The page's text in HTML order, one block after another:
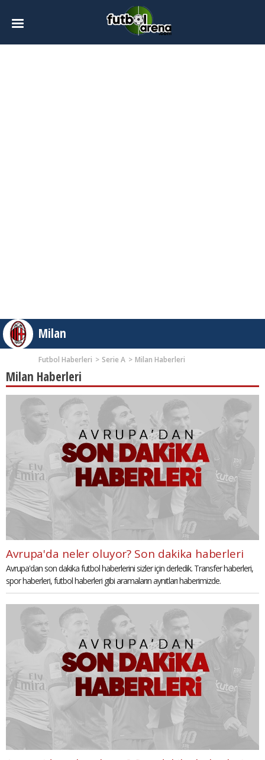
Milan
Futbol Haberleri Serie A Milan Haberleri
Milan Haberleri
Avrupa'da neler oluyor? Son dakika haberleri
Avrupa'dan son dakika futbol haberlerini sizler için derledik. Transfer haberleri,
spor haberleri, futbol haberleri gibi aramaların aynıtları haberimizde.